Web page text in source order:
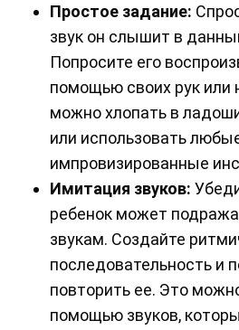
Простое задание:
звук он слышит в
Попросите его
помощью своих рук или
можно хлопать в
или использовать
импровизированные
Имитация звуков:
ребенок может
звукам. Создайте
последовательность и
повторить ее. Это
помощью звуков,